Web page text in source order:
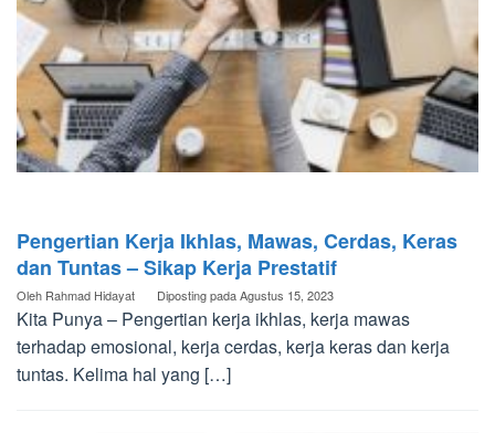
Pengertian Kerja Ikhlas, Mawas, Cerdas, Keras
dan Tuntas – Sikap Kerja Prestatif
Oleh Rahmad Hidayat Diposting padaAgustus 15, 2023
Kita Punya – Pengertian kerja ikhlas, kerja mawas
terhadap emosional, kerja cerdas, kerja keras dan kerja
tuntas. Kelima hal yang […]